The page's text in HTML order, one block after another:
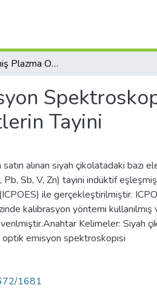
İndüktif Eşleşmiş Plazma Optik Emisyon Spektroskopisi (ICPOES) ile Siyah Çikolata İçindeki Bazı Elementlerin Tayini
Tayini
satın alınan siyah çikolatadaki bazı
Pb, Sb, V, Zn) tayini indüktif
ile gerçekleştirilmiştir.
kalibrasyon yöntemi kullanılmış
Kelimeler: Siyah
emisyon spektroskopisi
1681